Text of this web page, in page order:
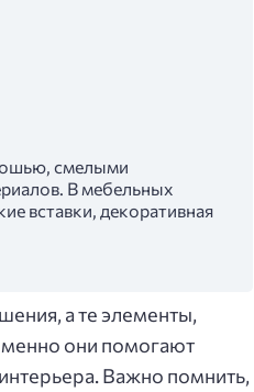
смелыми
В мебельных
вставки, декоративная
а те элементы,
они помогают
Важно помнить,